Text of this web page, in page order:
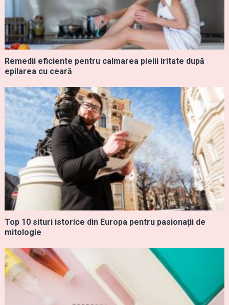
Remedii eficiente pentru calmarea pielii iritate după
epilarea cu ceară
Top 10 situri istorice din Europa pentru pasionații de
mitologie